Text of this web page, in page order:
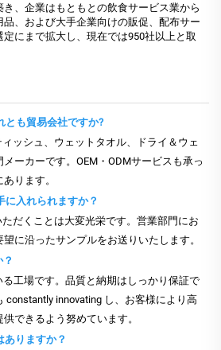
、企業はもともとの飲食サービス業から
、および大手企業向けの販促、配布サー
にまで拡大し、現在では950社以上と取
とも貿易会社ですか?
ッシュ、ウェットタオル、ドライ＆ウェ
ーカーです。OEM・ODMサービスも承っ
ります。
に入れられますか？
だくことは大変光栄です。営業部門にお
に沿ったサンプルをお送りいたします。
工場です。品質と納期はしっかり保証で
constantly innovating し、お客様により高
できるよう努めています。
ありますか？